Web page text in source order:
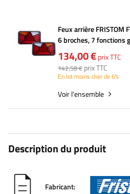
Feux arrière FRISTOM
6 broches, 7 fonctions
134,00 €prix TTC
142,58 € prix TTC
En lot moins cher de 6%
Voir l'ensemble
Description du produit
Fabricant: